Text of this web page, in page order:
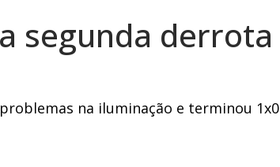
segunda derrota
na iluminação e terminou 1x0